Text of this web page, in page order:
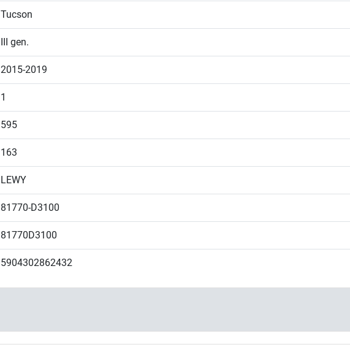
Tucson
III gen.
2015-2019
1
595
163
LEWY
81770-D3100
81770D3100
5904302862432